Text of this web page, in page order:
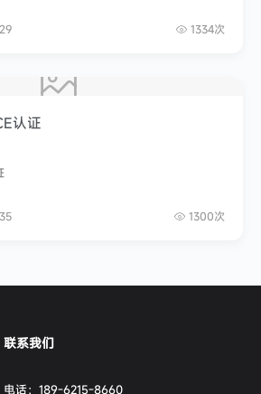
1334次
认证
1300次
联系我们
电话： 189-6215-8660